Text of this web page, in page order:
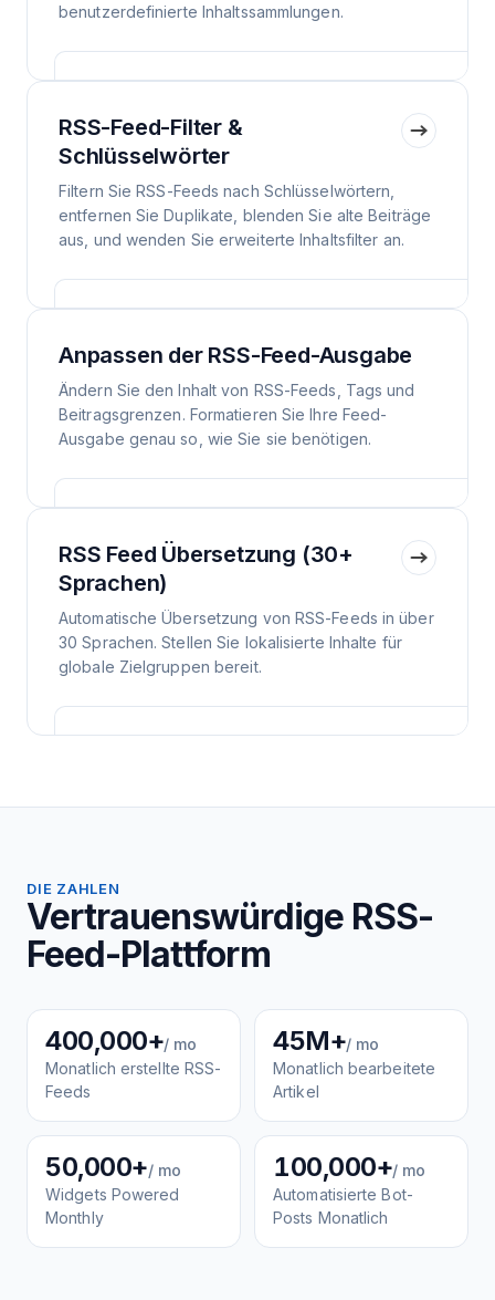
benutzerdefinierte Inhaltssammlungen.
RSS-Feed-Filter &
Schlüsselwörter
Filtern Sie RSS-Feeds nach Schlüsselwörtern,
entfernen Sie Duplikate, blenden Sie alte Beiträge
aus, und wenden Sie erweiterte Inhaltsfilter an.
Anpassen der RSS-Feed-Ausgabe
Ändern Sie den Inhalt von RSS-Feeds, Tags und
Beitragsgrenzen. Formatieren Sie Ihre Feed-
Ausgabe genau so, wie Sie sie benötigen.
RSS Feed Übersetzung (30+
Sprachen)
Automatische Übersetzung von RSS-Feeds in über
30 Sprachen. Stellen Sie lokalisierte Inhalte für
globale Zielgruppen bereit.
DIE ZAHLEN
Vertrauenswürdige RSS-
Feed-Plattform
400,000+/ mo
Monatlich erstellte RSS-
Feeds
45M+/ mo
Monatlich bearbeitete
Artikel
50,000+/ mo
Widgets Powered
Monthly
100,000+/ mo
Automatisierte Bot-
Posts Monatlich